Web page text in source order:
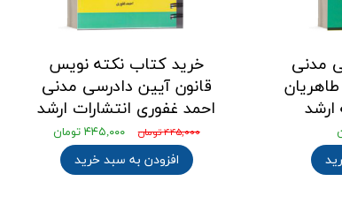
مدنی
ارشد
خرید کتاب نکته نویس
قانون آیین دادرسی مدنی
احمد غفوری انتشارات ارشد
۴۴۵,۰۰۰ تومان ۴۴۵,۰۰۰ تومان
افزودن به سبد خرید